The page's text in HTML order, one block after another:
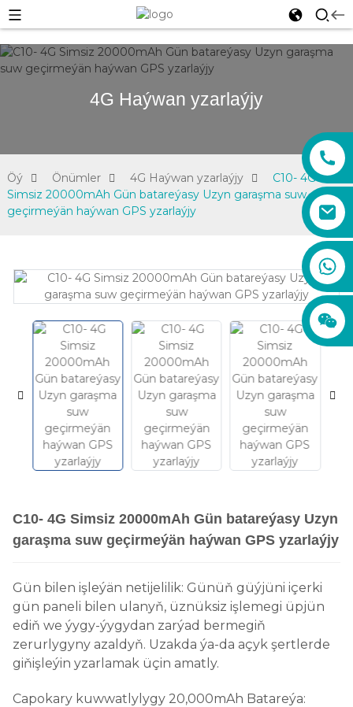
+86 159 8670 4515
+86 159 8667 0464
4G Haýwan yzarlaýjy
Öý Önümler 4G Haýwan yzarlaýjy
C10- 4G
Simsiz 20000mAh Gün batareýasy Uzyn garaşma suw
geçirmeýän haýwan GPS yzarlaýjy
C10- 4G Simsiz 20000mAh Gün batareýasy Uzyn
garaşma suw geçirmeýän haýwan GPS yzarlaýjy
Gün bilen işleýän netijelilik: Günüň güýjüni içerki
gün paneli bilen ulanyň, üznüksiz işlemegi üpjün
ediň we ýygy-ýygydan zarýad bermegiň
zerurlygyny azaldyň. Uzakda ýa-da açyk şertlerde
giňişleýin yzarlamak üçin amatly.
Capokary kuwwatlylygy 20,000mAh Batareýa: